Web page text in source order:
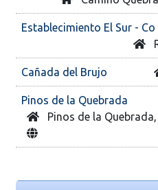
Establecimiento El Sur - Co
Cañada del Brujo
Pinos de la Quebrada
Pinos de la